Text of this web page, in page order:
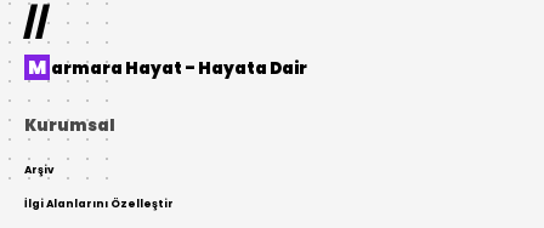
//
Marmara Hayat – Hayata Dair
Kurumsal
Arşiv
İlgi Alanlarını Özelleştir